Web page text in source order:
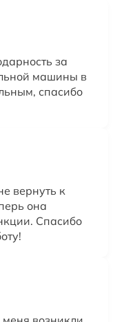
за
машины в
спасибо
вернуть к
она
Спасибо